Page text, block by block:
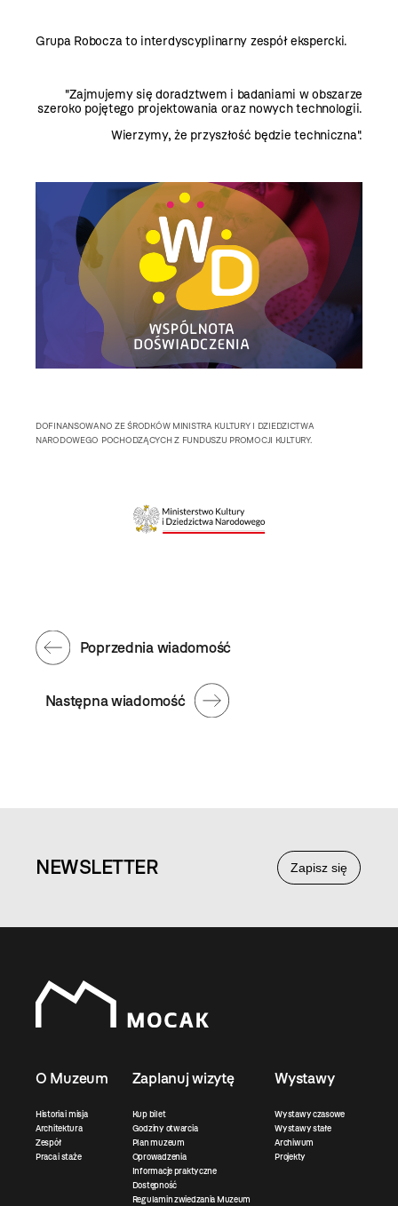
Grupa Robocza to interdyscyplinarny zespół ekspercki.
"Zajmujemy się doradztwem i badaniami w obszarze
szeroko pojętego projektowania oraz nowych technologii.
Wierzymy, że przyszłość będzie techniczna".
DOFINANSOWANO ZE ŚRODKÓW MINISTRA KULTURY I DZIEDZICTWA
NARODOWEGO POCHODZĄCYCH Z FUNDUSZU PROMOCJI KULTURY.
Następna wiadomość
Poprzednia wiadomość
Zapisz się
NEWSLETTER
O Muzeum
Historia i misja
Architektura
Zespół
Praca i staże
Zaplanuj wizytę
Kup bilet
Godziny otwarcia
Plan muzeum
Oprowadzenia
Informacje praktyczne
Dostępność
Regulamin zwiedzania Muzeum
Wystawy
Wystawy czasowe
Wystawy stałe
Archiwum
Projekty